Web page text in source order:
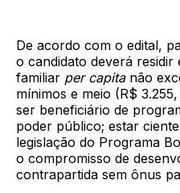
De acordo com o edital,
o candidato deverá
familiar per capita não
mínimos e meio (R$
ser beneficiário de
poder público; estar
legislação do Programa
o compromisso de
contrapartida sem ônus